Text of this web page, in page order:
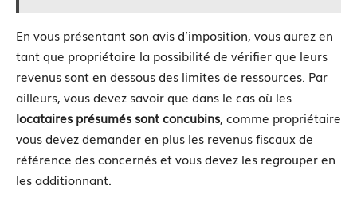
En vous présentant son avis d’imposition, vous aurez en
tant que propriétaire la possibilité de vérifier que leurs
revenus sont en dessous des limites de ressources. Par
ailleurs, vous devez savoir que dans le cas où les
locataires présumés sont concubins, comme propriétaire
vous devez demander en plus les revenus fiscaux de
référence des concernés et vous devez les regrouper en
les additionnant.